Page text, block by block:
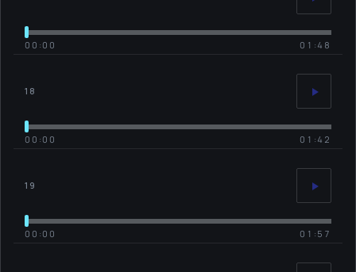
00:00 01:48
18
00:00 01:42
19
00:00 01:57